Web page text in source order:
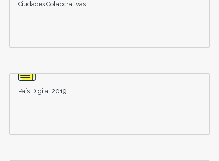
Ciudades Colaborativas
País Digital 2019